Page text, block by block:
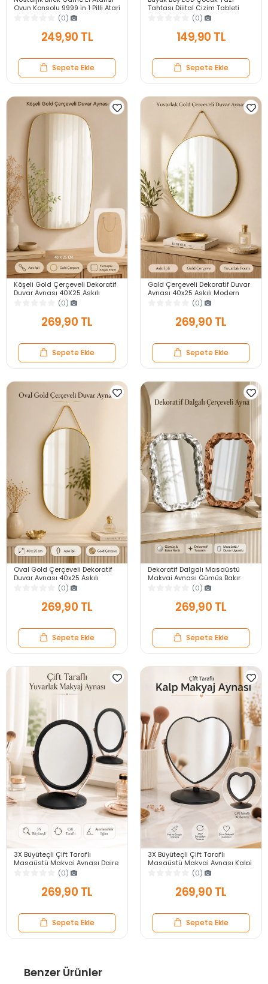
Oyun Konsolu 9999 in 1 Pilli Atari
Eğlenceli Çocuk Oyuncağı
(0)
249,90 TL
Sepete Ekle
Tahtası Dijital Çizim Tableti
Kalemli Silinebilir 8.5′ Oyuncak
(0)
149,90 TL
Sepete Ekle
Köşeli Gold Çerçeveli Dekoratif
Duvar Aynası 40X25 Askılı
Modern Salon Antre Banyo
Yatak Odası Ayna
(0)
269,90 TL
Sepete Ekle
Gold Çerçeveli Dekoratif Duvar
Aynası 40x25 Askılı Modern
Salon Antre Banyo Yatak Odası
(0)
269,90 TL
Sepete Ekle
Oval Gold Çerçeveli Dekoratif
Duvar Aynası 40x25 Askılı
Modern Salon Antre Banyo
Yatak Odası Aynası
(0)
269,90 TL
Sepete Ekle
Dekoratif Dalgalı Masaüstü
Makyaj Aynası Gümüş Bakır
Çerçeveli Modern Yakın Duvar
(0)
269,90 TL
Sepete Ekle
3X Büyüteçli Çift Taraflı
Masaüstü Makyaj Aynası Daire
Siyah Rose Gold Standlı
Dekoratif Yakın Ayna
(0)
269,90 TL
Sepete Ekle
3X Büyüteçli Çift Taraflı
Masaüstü Makyaj Aynası Kalpi
Siyah Rose Gold Standlı
Dekoratif Yakın Ayna
(0)
269,90 TL
Sepete Ekle
Benzer Ürünler